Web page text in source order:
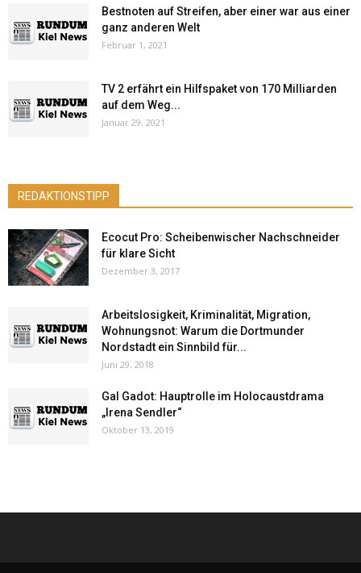
Bestnoten auf Streifen, aber einer war aus einer
ganz anderen Welt
Februar 1, 2021
TV 2 erfährt ein Hilfspaket von 170 Milliarden
auf dem Weg...
Januar 29, 2021
REDAKTIONSTIPP
Ecocut Pro: Scheibenwischer Nachschneider
für klare Sicht
Dezember 3, 2017
Arbeitslosigkeit, Kriminalität, Migration,
Wohnungsnot: Warum die Dortmunder
Nordstadt ein Sinnbild für...
Juni 29, 2018
Gal Gadot: Hauptrolle im Holocaustdrama
„Irena Sendler“
Oktober 13, 2019